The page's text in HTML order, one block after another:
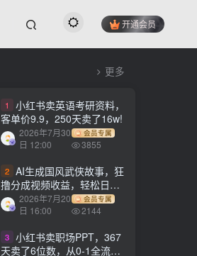
开通会员
更多
1
小红书卖英语考研资料，
客单价9.9，250天卖了16w!
2026年7月30
日 12:00
会员专属
3855
2 AI生成国风武侠故事，狂
撸分成视频收益，轻松日入
1000+【可多平台分发】！
2026年7月20
日 16:00
会员专属
2144
3 小红书卖职场PPT，367
天卖了6位数，从0-1全流程